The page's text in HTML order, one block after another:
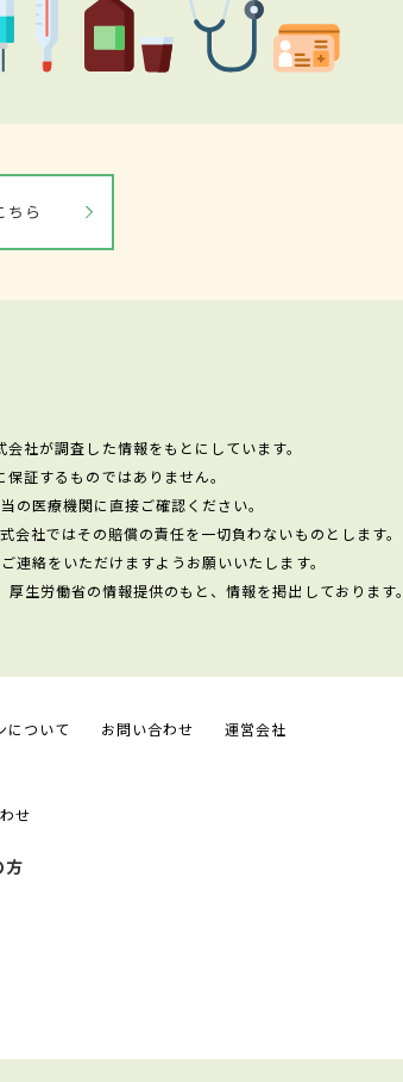
ちら
社が調査した情報をもとにしています。
証するものではありません。
の医療機関に直接ご確認ください。
社ではその賠償の責任を一切負わないものとします。
絡をいただけますようお願いいたします。
生労働省の情報提供のもと、情報を掲出しております。
について お問い合わせ 運営会社
せ
方